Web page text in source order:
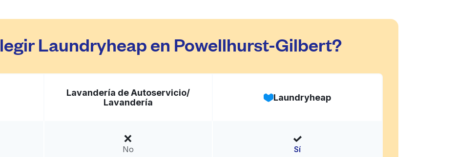
Laundryheap en Powellhurst-Gilbert?
Lavandería de Autoservicio/
Lavandería
Laundryheap
No Sí